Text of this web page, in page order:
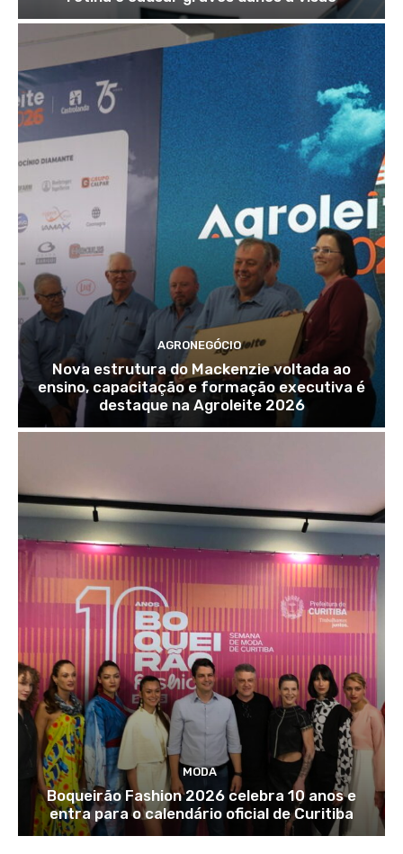
AGRONEGÓCIO
Nova estrutura do Mackenzie voltada ao
ensino, capacitação e formação executiva é
destaque na Agroleite 2026
MODA
Boqueirão Fashion 2026 celebra 10 anos e
entra para o calendário oficial de Curitiba